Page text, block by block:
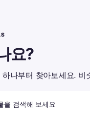
요?
나부터 찾아보세요.